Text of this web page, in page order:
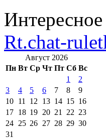
Интересное
Rt.chat-
Август 2026
Пн Вт Ср Чт Пт Сб Вс
1
2
3
4 5 6 7 8
9
10 11 12 13 14 15 16
17 18 19 20 21 22 23
24 25 26 27 28 29 30
31